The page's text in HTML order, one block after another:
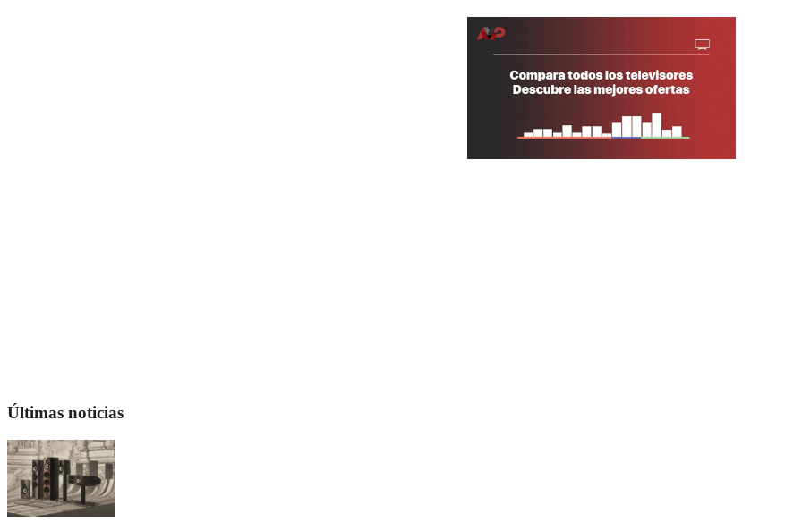
Últimas noticias